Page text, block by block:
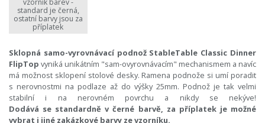
vzorník barev -
standard je černá,
ostatní barvy jsou za
příplatek
Sklopná samo-vyrovnávací podnož StableTable Classic Dinner
FlipTop vyniká unikátním "sam-ovyrovnávacím" mechanismem a navíc
má možnost sklopení stolové desky. Ramena podnože si umí poradit
s nerovnostmi na podlaze až do výšky 25mm. Podnož je tak velmi
stabilní i na nerovném povrchu a nikdy se nekýve!
Dodává se standardně v černé barvě, za příplatek je možné
vybrat i jiné zakázkové barvy ze vzorníku.